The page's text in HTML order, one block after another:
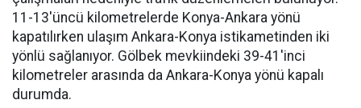
11-13'üncü kilometrelerde Konya-Ankara yönü
kapatılırken ulaşım Ankara-Konya istikametinden iki
yönlü sağlanıyor. Gölbek mevkiindeki 39-41'inci
kilometreler arasında da Ankara-Konya yönü kapalı
durumda.